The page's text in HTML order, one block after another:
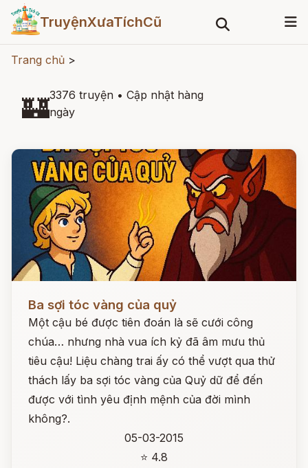
TruyệnXưaTíchCũ
Trang chủ >
🏰3376 truyện • Cập nhật hàng
ngày
Ba sợi tóc vàng của quỷ
Một cậu bé được tiên đoán là sẽ cưới công
chúa… nhưng nhà vua ích kỷ đã âm mưu thủ
tiêu cậu! Liệu chàng trai ấy có thể vượt qua thử
thách lấy ba sợi tóc vàng của Quỷ dữ để đến
được với tình yêu định mệnh của đời mình
không?.
05-03-2015
⭐ 4.8